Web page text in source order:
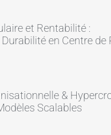
et Rentabilité :
en Centre de
&
Scalables